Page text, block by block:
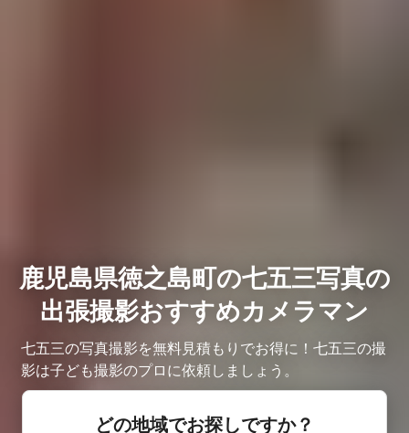
鹿児島県徳之島町の七五三写真の
出張撮影おすすめカメラマン
七五三の写真撮影を無料見積もりでお得に！七五三の撮
影は子ども撮影のプロに依頼しましょう。
どの地域でお探しですか？